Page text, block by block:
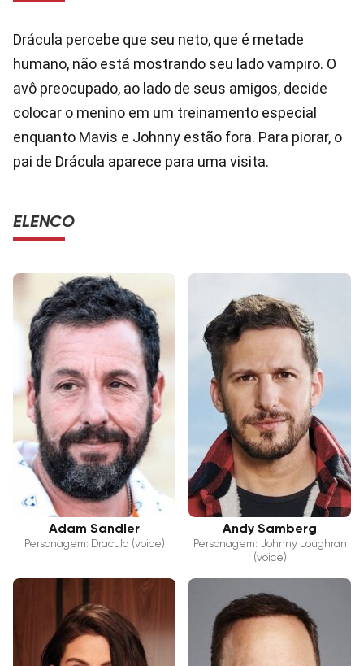
Drácula percebe que seu neto, que é metade
humano, não está mostrando seu lado vampiro. O
avô preocupado, ao lado de seus amigos, decide
colocar o menino em um treinamento especial
enquanto Mavis e Johnny estão fora. Para piorar, o
pai de Drácula aparece para uma visita.
ELENCO
Adam Sandler
Personagem: Dracula (voice)
Andy Samberg
Personagem: Johnny Loughran
(voice)